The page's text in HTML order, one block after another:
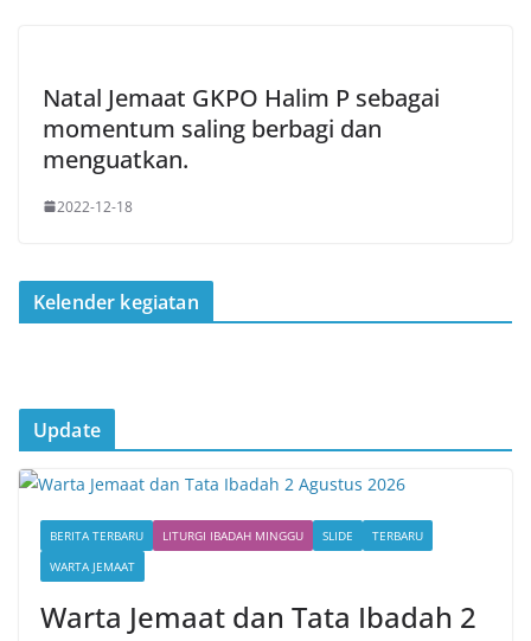
Natal Jemaat GKPO Halim P sebagai
momentum saling berbagi dan
menguatkan.
2022-12-18
Kelender kegiatan
Update
BERITA TERBARU LITURGI IBADAH MINGGU SLIDE
TERBARU
WARTA JEMAAT
Warta Jemaat dan Tata Ibadah 2